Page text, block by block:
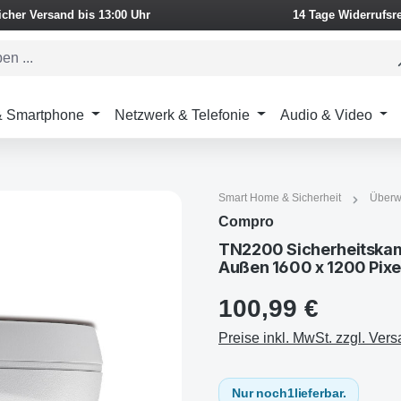
Versand bis 13:00 Uhr 14 Tage
Smartphone Netzwerk & Telefonie Audio & Video
Smart Home & Sicherheit
Compro
TN2200
Außen 1600 x 1200
100,99 €
Preise inkl. MwSt. zzgl.
Nur noch1lieferbar.